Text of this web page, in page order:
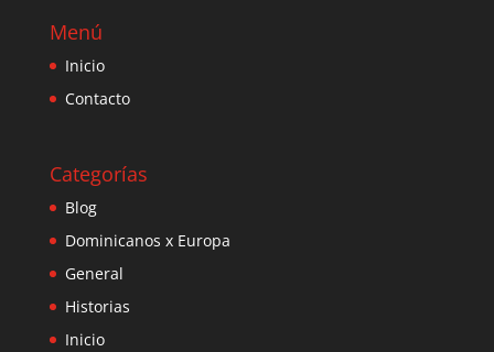
Menú
Inicio
Contacto
Categorías
Blog
Dominicanos x Europa
General
Historias
Inicio